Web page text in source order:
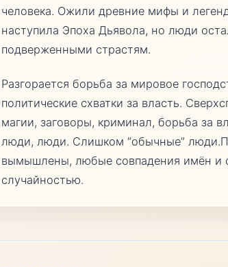
человека. Ожили древние мифы и
наступила Эпоха Дьявола, но люди
подверженными страстям.
Разгорается борьба за мировое
политические схватки за власть.
магии, заговоры, криминал, борьба за
люди, люди. Слишком “обычные”
вымышлены, любые совпадения имён и
случайностью.